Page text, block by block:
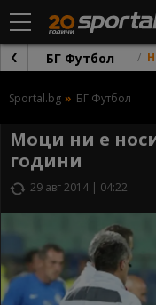
БГ Футбол
Sportal.bg БГ Футбол
Моци ни е
години
29 авг 2014 | 04:22